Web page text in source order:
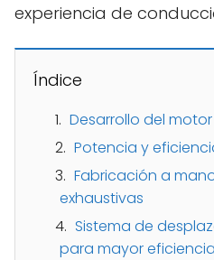
experiencia de
Índice
Desarrollo del motor
Potencia y
Fabricación a
exhaustivas
Sistema de
para mayor eficiencia